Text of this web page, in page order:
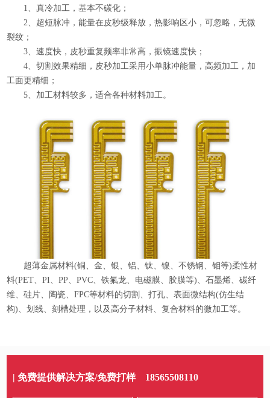
1、真冷加工，基本不碳化；
2、超短脉冲，能量在皮秒级释放，热影响区小，可忽略，无微
裂纹；
3、速度快，皮秒重复频率非常高，振镜速度快；
4、切割效果精细，皮秒加工采用小单脉冲能量，高频加工，加
工面更精细；
5、加工材料较多，适合各种材料加工。
超薄金属材料(铜、金、银、铝、钛、镍、不锈钢、钼等)柔性材
料(PET、PI、PP、PVC、铁氟龙、电磁膜、胶膜等)、石墨烯、碳纤
维、硅片、陶瓷、FPC等材料的切割、打孔、表面微结构(仿生结
构)、划线、刻槽处理，以及高分子材料、复合材料的微加工等。
| 免费提供解决方案/免费打样 18565508110